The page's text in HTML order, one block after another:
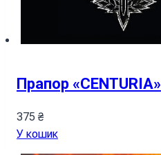
Прапор «CENTURIA»
375 ₴
У кошик